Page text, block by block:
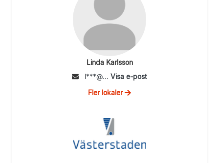
Linda Karlsson
l***@... Visa e-post
Fler lokaler